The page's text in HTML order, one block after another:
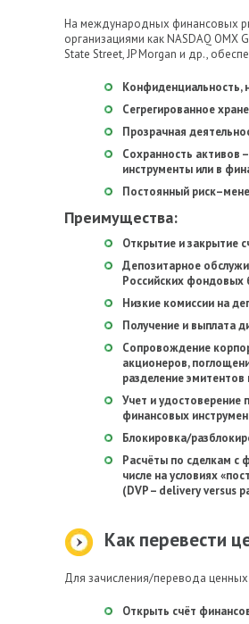
На международных финансовых
организациями как NASDAQ
State Street, JP Morgan и др.,
Конфиденциальность,
Сегрегированное
Прозрачная
Сохранность активов
инструменты или в
Постоянный
Преимущества:
Открытие и закрытие
Депозитарное
Российских
Низкие комиссии на
Получение и выплата
Сопровождение
акционеров,
разделение
Учет и удостоверение
финансовых
Блокировка/
Расчёты по сделкам с
числе на условиях
(DVP – delivery versus
Как перевести
Для зачисления/перевода
Открыть счёт